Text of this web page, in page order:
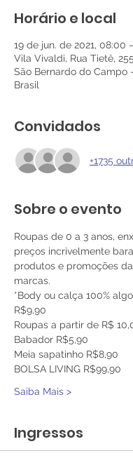
Horário e local
19 de jun. de 2021, 08:00
Vila Vivaldi, Rua Tietê,
São Bernardo do Campo
Brasil
Convidados
+1735
Sobre o evento
Roupas de 0 a 3 anos,
preços incrivelmente
produtos e promoções
marcas.
*Body ou calça 100%
R$9,90
Roupas a partir de R$
Babador R$5,90
Meia sapatinho R$8,90
BOLSA LIVING R$99,90
Saiba Mais >
Ingressos